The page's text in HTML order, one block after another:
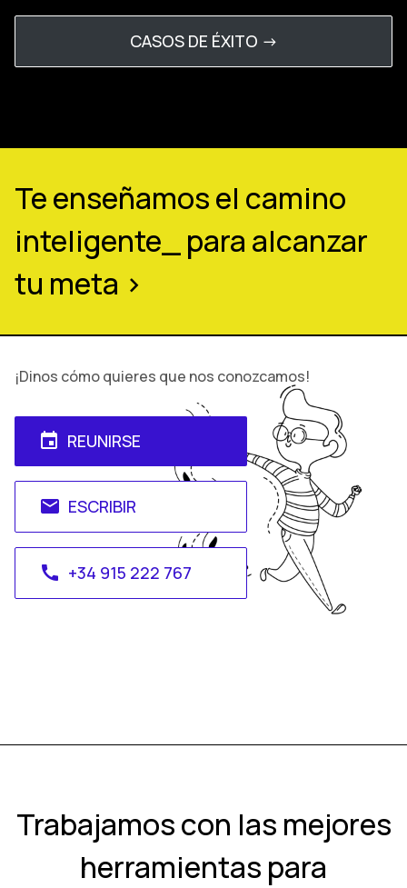
CASOS DE ÉXITO ->
Te enseñamos el camino
inteligente_ para alcanzar
tu meta >
¡Dinos cómo quieres que nos conozcamos!
event REUNIRSE
email ESCRIBIR
call +34 915 222 767
Trabajamos con las mejores
herramientas para